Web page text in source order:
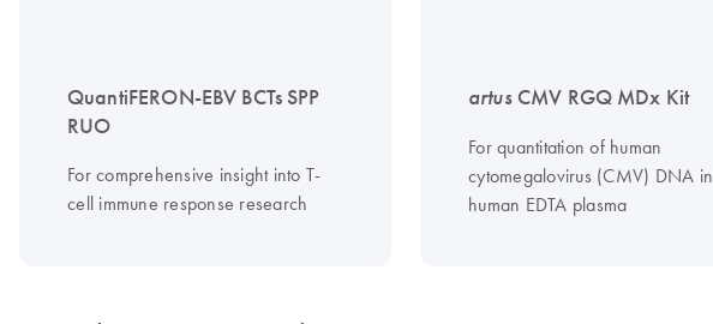
QuantiFERON-EBV BCTs SPP
RUO
For comprehensive insight into T-
cell immune response research
artusCMV RGQ MDx Kit
For quantitation of human
cytomegalovirus (CMV) DNA in
human EDTA plasma